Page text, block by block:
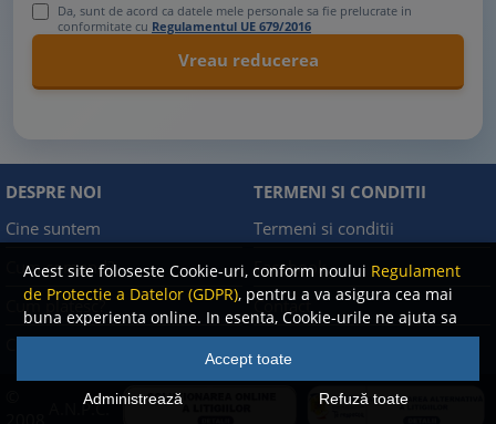
Acest site foloseste Cookie-uri, conform noului Regulament
de Protectie a Datelor (GDPR), pentru a va asigura cea mai
buna experienta online. In esenta, Cookie-urile ne ajuta sa
imbunatatim continutul de pe site, oferindu-va dvs.,
cititorul, o experienta online personalizata si mult mai
rapida. Ele sunt folosite doar de site-ul nostru si partenerii
nostri de incredere. Click
pentru detalii despre politica
Accept toate
Administrează Refuză toate
Da, sunt de acord ca datele mele personale sa fie prelucrate in
conformitate cu Regulamentul UE 679/2016
DESPRE NOI
Cine suntem
Cum comand?
Cum platesc?
TERMENI SI CONDITII
Termeni si conditii
Facebook
Contact
A.N.P.C.